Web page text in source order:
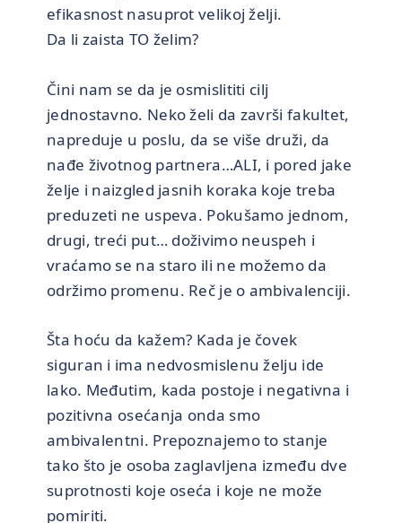
efikasnost nasuprot velikoj želji.
Da li zaista TO želim?
Čini nam se da je osmislititi cilj
jednostavno. Neko želi da završi fakultet,
napreduje u poslu, da se više druži, da
nađe životnog partnera…ALI, i pored jake
želje i naizgled jasnih koraka koje treba
preduzeti ne uspeva. Pokušamo jednom,
drugi, treći put… doživimo neuspeh i
vraćamo se na staro ili ne možemo da
održimo promenu. Reč je o ambivalenciji.
Šta hoću da kažem? Kada je čovek
siguran i ima nedvosmislenu želju ide
lako. Međutim, kada postoje i negativna i
pozitivna osećanja onda smo
ambivalentni. Prepoznajemo to stanje
tako što je osoba zaglavljena između dve
suprotnosti koje oseća i koje ne može
pomiriti.